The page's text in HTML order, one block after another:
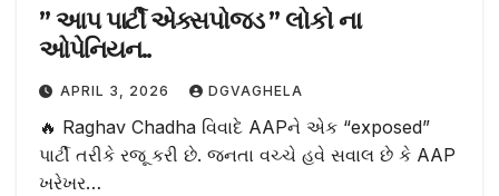
” આપ પાર્ટી એક્સપોજડ ” લોકો ના
ઓપેનિયન..
APRIL 3, 2026 DGVAGHELA
🔥 Raghav Chadha વિવાદે AAPને એક “exposed”
પાર્ટી તરીકે રજૂ કરી છે. જનતા વચ્ચે હવે સવાલ છે કે AAP
ખરેખર…